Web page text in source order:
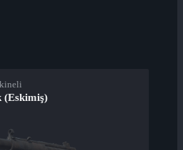
(Eskimiş)